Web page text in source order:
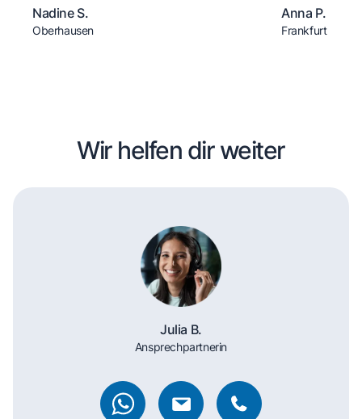
Nadine S.
Oberhausen
Anna P.
Frankfurt
Wir helfen dir weiter
Julia B.
Ansprechpartnerin